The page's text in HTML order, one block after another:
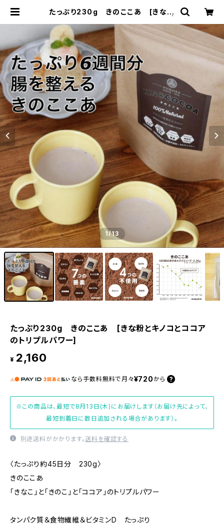
たっぷり230g きのここあ [きな粉
nukuien
1/13
たっぷり230g きのここあ [きな粉とキノコとココア
のトリプルパワー]
¥ 2,160
なら 手数料無料で 月々¥720 から
※この商品は、最短で8月13日(木)にお届けします（お届け先によって、
最短到着日に数日追加される場合があります）。
別途送料がかかります。送料を確認する
〈たっぷり約45日分 230g〉
きのここあ
「きなこ」と「きのこ」と「ココア」のトリプルパワー
タンパク質＆食物繊維＆ビタミンD たっぷり